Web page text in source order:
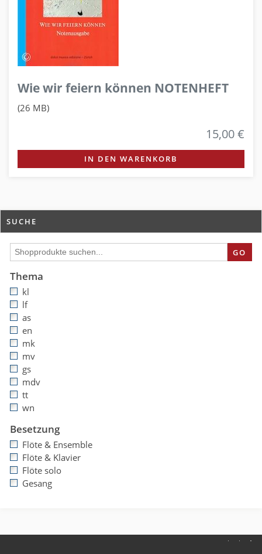
Wie wir feiern können NOTENHEFT
(26 MB)
15,00 €
IN DEN WARENKORB
SUCHE
GO
Thema
kl
lf
as
en
mk
mv
gs
mdv
tt
wn
Besetzung
Flöte & Ensemble
Flöte & Klavier
Flöte solo
Gesang